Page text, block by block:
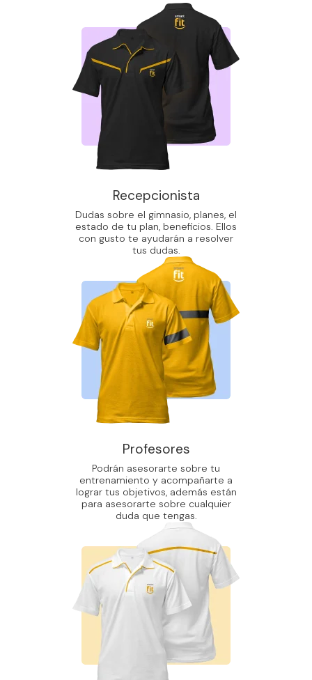
Recepcionista
Dudas sobre el gimnasio, planes, el
estado de tu plan, beneficios. Ellos
con gusto te ayudarán a resolver
tus dudas.
Profesores
Podrán asesorarte sobre tu
entrenamiento y acompañarte a
lograr tus objetivos, además están
para asesorarte sobre cualquier
duda que tengas.